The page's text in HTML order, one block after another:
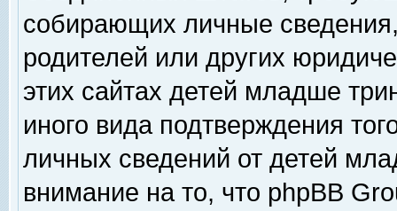
собирающих личные
родителей или других
этих сайтах детей младше
иного вида подтверждения
личных сведений от детей
внимание на то, что phpBB